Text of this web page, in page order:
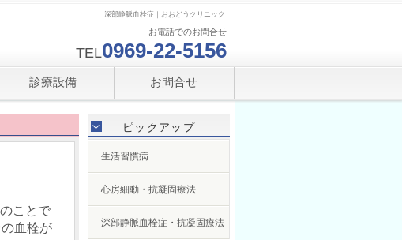
深部静脈血栓症｜おおどうクリニック
お電話でのお問合せ
TEL0969-22-5156
診療設備 お問合せ
ことで
血栓が
ピックアップ
生活習慣病
心房細動・抗凝固療法
深部静脈血栓症・抗凝固療法